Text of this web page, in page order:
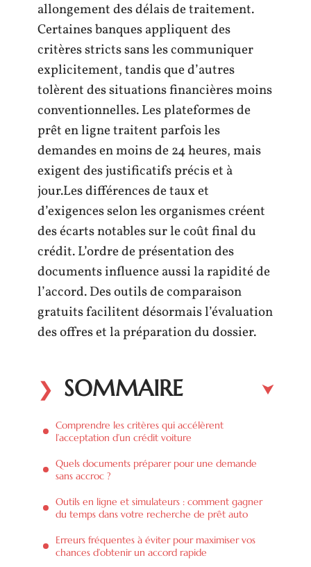
allongement des délais de traitement.
Certaines banques appliquent des
critères stricts sans les communiquer
explicitement, tandis que d’autres
tolèrent des situations financières moins
conventionnelles. Les plateformes de
prêt en ligne traitent parfois les
demandes en moins de 24 heures, mais
exigent des justificatifs précis et à
jour.Les différences de taux et
d’exigences selon les organismes créent
des écarts notables sur le coût final du
crédit. L’ordre de présentation des
documents influence aussi la rapidité de
l’accord. Des outils de comparaison
gratuits facilitent désormais l’évaluation
des offres et la préparation du dossier.
SOMMAIRE
Comprendre les critères qui accélèrent
l’acceptation d’un crédit voiture
Quels documents préparer pour une demande
sans accroc ?
Outils en ligne et simulateurs : comment gagner
du temps dans votre recherche de prêt auto
Erreurs fréquentes à éviter pour maximiser vos
chances d’obtenir un accord rapide